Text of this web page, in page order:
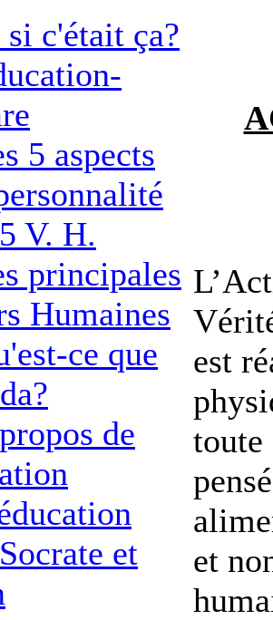
si c'était ça?
5 aspects
V. H.
principales
Humaines
ce que
de
et
est
et